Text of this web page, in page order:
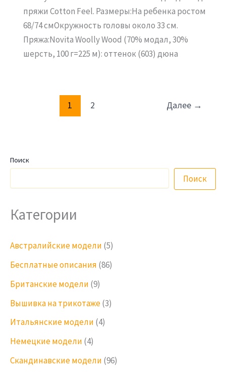
пряжи Cotton Feel. Размеры:На ребенка ростом
68/74 смОкружность головы около 33 см.
Пряжа:Novita Woolly Wood (70% модал, 30%
шерсть, 100 г=225 м): оттенок (603) дюна
1 2 Далее →
Поиск
Поиск
Категории
Австралийские модели (5)
Бесплатные описания (86)
Британские модели (9)
Вышивка на трикотаже(3)
Итальянские модели (4)
Немецкие модели (4)
Скандинавские модели (96)